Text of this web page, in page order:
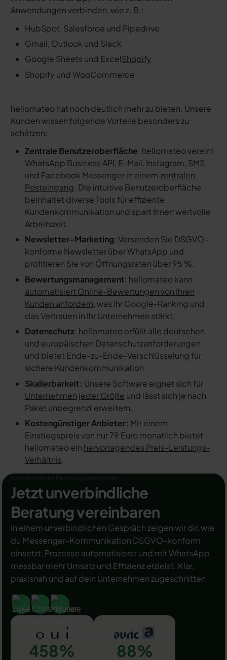
Anwendungen verbinden, wie z. B.:
HubSpot, Salesforce und Pipedrive
Gmail, Outlook und Slack
Google Sheets und ExcelShopify
Shopify und WooCommerce
hellomateo hat noch deutlich mehr zu bieten. Unsere
Kunden wissen folgende Vorteile besonders zu
schätzen:
Zentrale Benutzeroberfläche: hellomateo vereint
WhatsApp Business API, E-Mail, Instagram, SMS
und Facebook Messenger in einem zentralen
Posteingang. Die intuitive Benutzeroberfläche
beinhaltet diverse Tools für effiziente
Kundenkommunikation und spart Ihnen wertvolle
Arbeitszeit.
Newsletter-Marketing: Versenden Sie DSGVO-
konforme Newsletter über WhatsApp und
profitieren Sie von Öffnungsraten über 95 %.
Bewertungsmanagement: hellomateo kann
automatisiert Online-Bewertungen von Ihren
Kunden anfordern, was Ihr Google-Ranking und
das Vertrauen in Ihr Unternehmen stärkt.
Datenschutz: hellomateo erfüllt alle deutschen
und europäischen Datenschutzanforderungen
und bietet Ende-zu-Ende-Verschlüsselung für
sichere Kundenkommunikation.
Skalierbarkeit: Unsere Software eignet sich für
Unternehmen jeder Größe und lässt sich je nach
Paket unbegrenzt erweitern.
Kostengünstiger Anbieter: Mit einem
Einstiegspreis von nur 79 Euro monatlich bietet
hellomateo ein hervorragendes Preis-Leistungs-
Verhältnis.
Jetzt unverbindliche
Beratung vereinbaren
In einem unverbindlichen Gespräch zeigen wir dir, wie
du Messenger-Kommunikation DSGVO-konform
einsetzt, Prozesse automatisierst und mit WhatsApp
messbar mehr Umsatz und Effizienz erzielst. Klar,
praxisnah und auf dein Unternehmen zugeschnitten.
458% 88%